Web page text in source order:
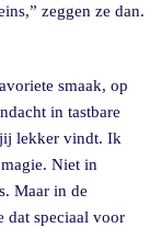
zeggen ze dan.
smaak, op
in tastbare
jij lekker vindt. Ik
Niet in
Maar in de
dat speciaal voor